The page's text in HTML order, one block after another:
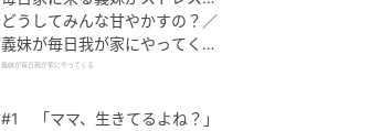
どうしてみんな甘やかすの？／
義妹が毎日我が家にやってくる
（1）【義父母がシンドイんで
義妹が毎日我が家にやってくる
#1 「ママ、生きてるよね？」